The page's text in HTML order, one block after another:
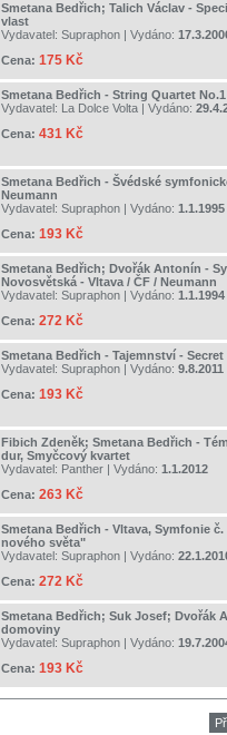
Smetana Bedřich; Talich Václav -
vlast
Vydavatel: Supraphon | Vydáno:
Cena: 175 Kč
Smetana Bedřich - String Quartet
Vydavatel: La Dolce Volta | Vydáno:
Cena: 431 Kč
Smetana Bedřich - Švédské
Neumann
Vydavatel: Supraphon | Vydáno: 1.1.1995
Cena: 193 Kč
Smetana Bedřich; Dvořák Antonín -
Novosvětská - Vltava / ČF / Neumann
Vydavatel: Supraphon | Vydáno: 1.1.1994
Cena: 272 Kč
Smetana Bedřich - Tajemnství - Secret
Vydavatel: Supraphon | Vydáno: 9.8.2011
Cena: 193 Kč
Fibich Zdeněk; Smetana Bedřich -
dur, Smyčcový kvartet
Vydavatel: Panther | Vydáno: 1.1.2012
Cena: 263 Kč
Smetana Bedřich - Vltava, Symfonie
nového světa"
Vydavatel: Supraphon | Vydáno:
Cena: 272 Kč
Smetana Bedřich; Suk Josef; Dvořák
domoviny
Vydavatel: Supraphon | Vydáno:
Cena: 193 Kč